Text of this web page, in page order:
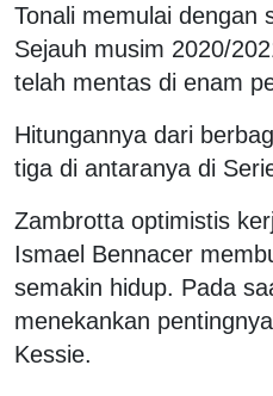
Tonali memulai dengan
Sejauh musim 2020/
telah mentas di enam
Hitungannya dari
tiga di antaranya di
Zambrotta optimistis
Ismael Bennacer
semakin hidup. Pada
menekankan
Kessie.